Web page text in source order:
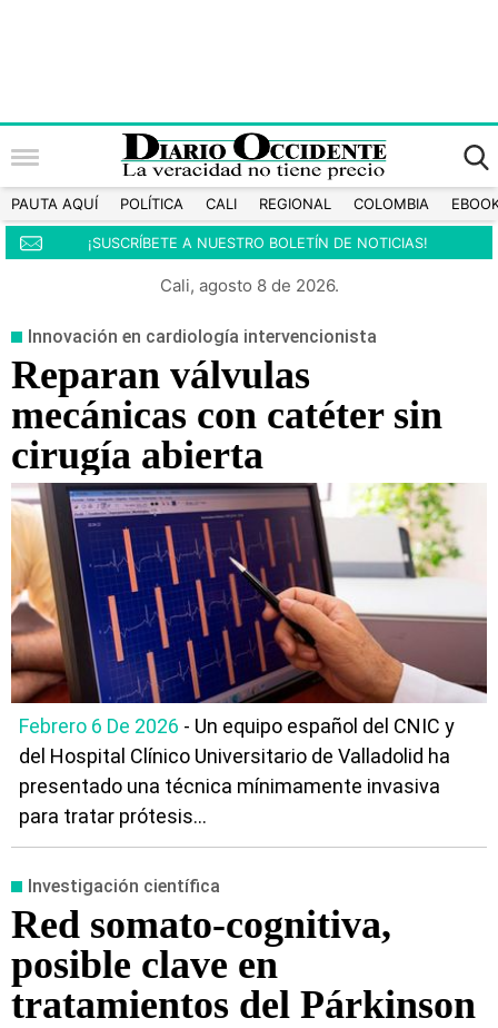
PAUTA AQUÍ POLÍTICA CALI REGIONAL COLOMBIA
¡SUSCRÍBETE A NUESTRO BOLETÍN DE NOTICIAS!
Cali, agosto 8 de 2026.
Innovación en cardiología intervencionista
Reparan válvulas
mecánicas con catéter sin
cirugía abierta
Febrero 6 De 2026 - Un equipo español del CNIC y
del Hospital Clínico Universitario de Valladolid ha
presentado una técnica mínimamente invasiva
para tratar prótesis...
Investigación científica
Red somato-cognitiva,
posible clave en
tratamientos del Párkinson